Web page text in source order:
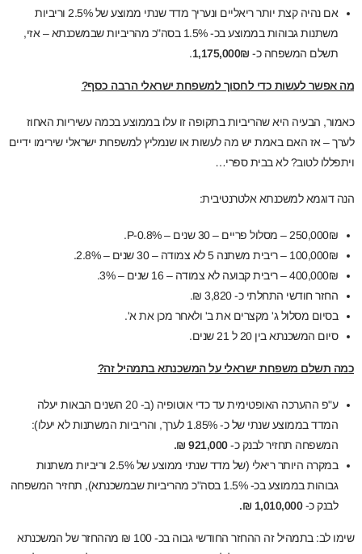
אם נהיה קצת יותר ריאליים ונעריך מדד שנתי ממוצע של 2.5% וריביות
משתנות גבוהות בממוצע בכ- 1.5% בסה"כ מהריביות שבמשכנתא – אזי,
תשלם המשפחה כ- 1,175,000₪
.
מה אפשר לעשות כדי לחסוך למשפחת ישראלי הרבה כסף?
כאמור, הבעיה היא שהריביות בתקופה זו עלו בממוצע בכמה עשיריות האחוז
לערך – אז האם באמת יש מה לעשות או שנמליץ למשפחת ישראלי שירימו ידיים
ויתפללו לטוב? לא בבית ספרי…
הנה דוגמא למשכנתא אלטרנטיבית:
250,000₪ – מסלול פריים – 30 שנים – P-0.8%.
100,000₪ – ריבית משתנה 5 לא צמודה – 30 שנים – 2.8%.
400,000₪ – ריבית קבועה לא צמודה – 16 שנים – 3%.
החזר חודשי התחלתי כ- 3,820 ₪.
בסיום מסלול ג' מקצרים את ב' ולאחר מכן את א'.
סיום המשכנתא בין 20 ל 21 שנים.
כמה תשלם משפחת ישראלי על המשכנתא בתמהיל זה?
ע"פ ההערכה האופטימית עד כדי אוטופיה (ב- 20 השנים הבאות יעלה
המדד בממוצע שנתי של כ- 1.85% לערך, והריביות המשתנות לא יעלו):
המשפחה תחזיר לבנק כ-921,000 ₪.
במקרה היותר ריאלי (של מדד שנתי ממוצע של 2.5% וריביות משתנות
גבוהות בממוצע בכ- 1.5% בסה"כ מהריביות שבמשכנתא), תחזיר המשפחה
לבנק כ-1,010,000 ₪.
שימו לב: בתמהיל זה ההחזר החודשי גבוה בכ- 100 ₪ מההחזר של המשכנתא